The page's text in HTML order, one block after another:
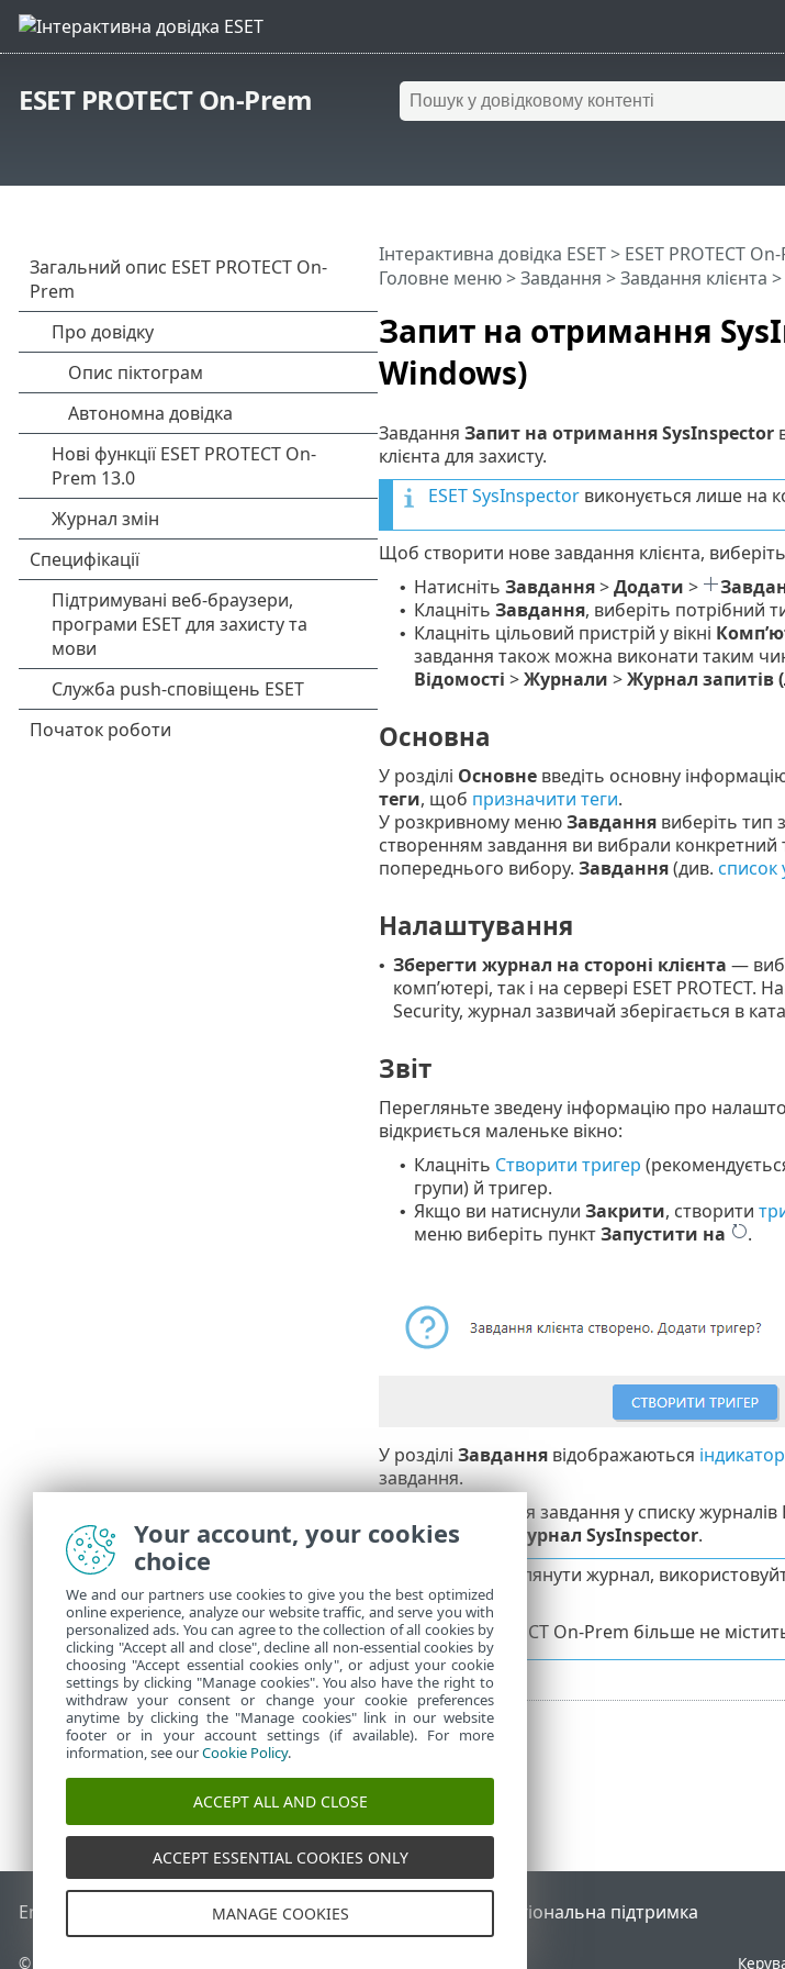
ESET PROTECT On-Prem
Запит на отримання
Windows)
Інтерактивна довідка ESET> ESET PROTECT
Головне меню>Завдання >Завдання клієнта
Завдання Запит на отримання SysInspector
клієнта для захисту.
ESET SysInspectorвиконується лише на
Щоб створити нове завдання клієнта,
• Натисніть Завдання>Додати >
• Клацніть Завдання, виберіть потрібний
• Клацніть цільовий пристрій у вікні
завдання також можна виконати таким
Відомості >Журнали >Журнал запитів
Основна
У розділі Основневведіть основну
теги, щоб призначити теги.
У розкривному менюЗавданнявиберіть тип
створенням завдання ви вибрали
попереднього вибору. Завдання(див. список
Налаштування
• Зберегти журнал на стороні клієнта —
комп’ютері, так і на сервері ESET
Security, журнал зазвичай зберігається в
Звіт
Перегляньте зведену інформацію про
відкриється маленьке вікно:
• Клацніть Створити тригер
групи) й тригер.
• Якщо ви натиснули Закрити, створити
меню виберіть пунктЗапустити на .
У розділі Завданнявідображаються
завдання.
Після завершення завдання у списку
Завантажити журнал SysInspector.
Щоб переглянути журнал,
ESET).
ESET PROTECT On-Prem більше не
End of Life База знань ESETФорум ESET Регіональна підтримка
© 1992 - 2026 ESET, spol. s r.o. - Усі права захищено.
Your account, your cookies
choice
We and our partners use cookies to give you the best optimized
online experience, analyze our website traffic, and serve you with
personalized ads. You can agree to the collection of all cookies by
clicking "Accept all and close", decline all non-essential cookies by
choosing "Accept essential cookies only", or adjust your cookie
settings by clicking "Manage cookies". You also have the right to
withdraw your consent or change your cookie preferences
anytime by clicking the "Manage cookies" link in our website
footer or in your account settings (if available). For more
information, see ourCookie Policy.
ACCEPT ALL AND CLOSE
ACCEPT ESSENTIAL COOKIES ONLY
MANAGE COOKIES